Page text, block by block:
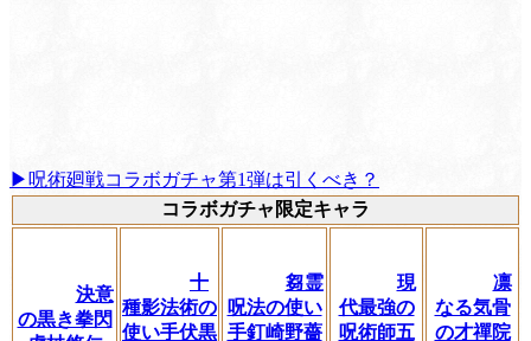
▶呪術廻戦コラボガチャ第1弾は引くべき？
コラボガチャ限定キャラ
決意
の黒き拳閃
十
種影法術の
使い手伏黒
芻霊
呪法の使い
手釘崎野薔
現
代最強の
呪術師五
凛
なる気骨
の才禪院